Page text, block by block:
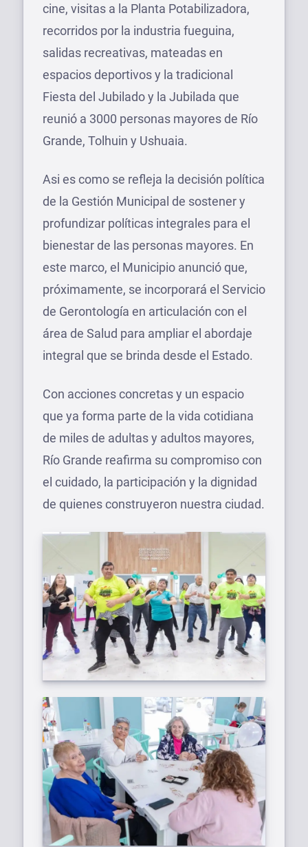
cine, visitas a la Planta Potabilizadora,
recorridos por la industria fueguina,
salidas recreativas, mateadas en
espacios deportivos y la tradicional
Fiesta del Jubilado y la Jubilada que
reunió a 3000 personas mayores de Río
Grande, Tolhuin y Ushuaia.
Asi es como se refleja la decisión política
de la Gestión Municipal de sostener y
profundizar políticas integrales para el
bienestar de las personas mayores. En
este marco, el Municipio anunció que,
próximamente, se incorporará el Servicio
de Gerontología en articulación con el
área de Salud para ampliar el abordaje
integral que se brinda desde el Estado.
Con acciones concretas y un espacio
que ya forma parte de la vida cotidiana
de miles de adultas y adultos mayores,
Río Grande reafirma su compromiso con
el cuidado, la participación y la dignidad
de quienes construyeron nuestra ciudad.